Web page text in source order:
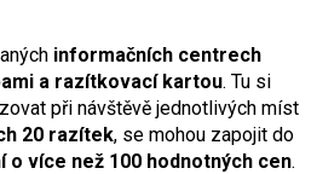
informačních centrech
a razítkovací kartou. Tu si
při návštěvě jednotlivých míst
20 razítek, se mohou zapojit do
více než 100 hodnotných cen.